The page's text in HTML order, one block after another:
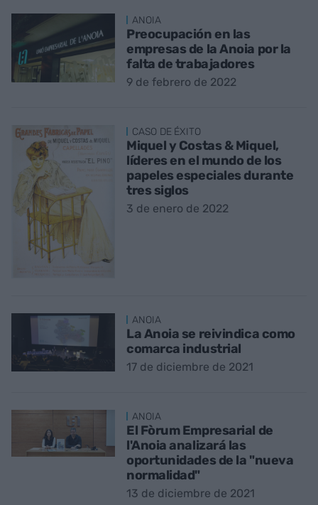
ANOIA
Preocupación en las
empresas de la Anoia por la
falta de trabajadores
9 de febrero de 2022
CASO DE ÉXITO
Miquel y Costas & Miquel,
líderes en el mundo de los
papeles especiales durante
tres siglos
3 de enero de 2022
ANOIA
La Anoia se reivindica como
comarca industrial
17 de diciembre de 2021
ANOIA
El Fòrum Empresarial de
l'Anoia analizará las
oportunidades de la "nueva
normalidad"
13 de diciembre de 2021